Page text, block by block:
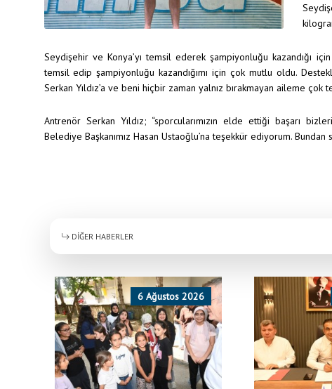
Seydişehir ve Konya’yı temsil ederek şampiyonluğu kazandığı
temsil edip şampiyonluğu kazandığımı için çok mutlu oldu.
Serkan Yıldız’a ve beni hiçbir zaman yalnız bırakmayan aileme
Antrenör Serkan Yıldız; “sporcularımızın elde ettiği başarı
Belediye Başkanımız Hasan Ustaoğlu’na teşekkür ediyorum.
DİĞER HABERLER
6 Ağustos 2026